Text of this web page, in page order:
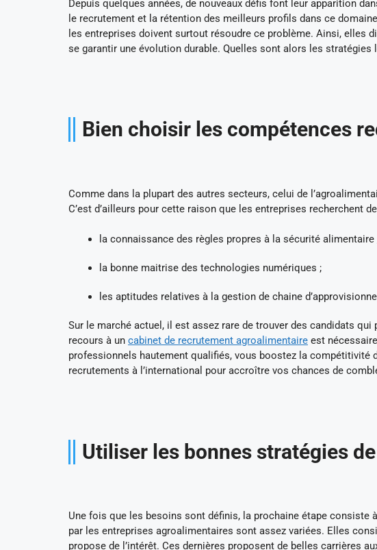
Depuis quelques années, de nouveaux défis font leur apparition
le recrutement et la rétention des meilleurs profils dans ce
les entreprises doivent surtout résoudre ce problème. Ainsi, elles
se garantir une évolution durable. Quelles sont alors les stratégies
Bien choisir les compétences
Comme dans la plupart des autres secteurs, celui de
C’est d’ailleurs pour cette raison que les entreprises recherchent
la connaissance des règles propres à la sécurité alimentaire
la bonne maitrise des technologies numériques ;
les aptitudes relatives à la gestion de chaine
Sur le marché actuel, il est assez rare de trouver des candidats
recours à un cabinet de recrutement agroalimentaire est
professionnels hautement qualifiés, vous boostez la compétitivité
recrutements à l’international pour accroître vos chances de
Utiliser les bonnes stratégies
Une fois que les besoins sont définis, la prochaine étape
par les entreprises agroalimentaires sont assez variées. Elles
propose de l’intérêt. Ces dernières proposent de belles carrières